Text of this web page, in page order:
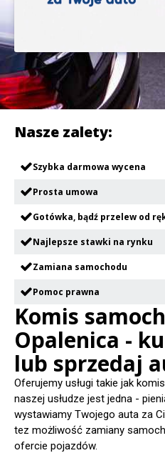
Nasze zalety:
Szybka darmowa wycena
Prosta umowa
Gotówka, bądź przelew od
Najlepsze stawki na rynku
Zamiana samochodu
Pomoc prawna
Komis
Opalenica -
lub sprzedaj
Oferujemy usługi takie jak
naszej usłudze jest jedna -
wystawiamy Twojego auta za
tez możliwość zamiany
ofercie pojazdów.